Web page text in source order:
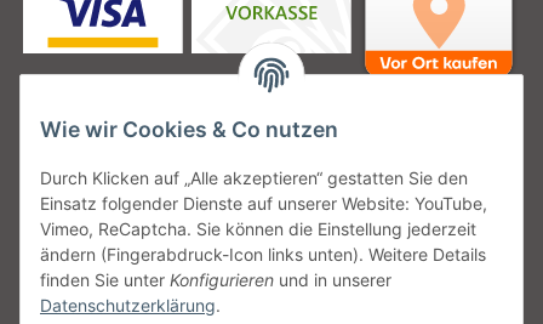
Unsere Versanddienstleister
Unsere Communities
Wie wir Cookies & Co nutzen
Durch Klicken auf „Alle akzeptieren“ gestatten Sie den
Einsatz folgender Dienste auf unserer Website: YouTube,
Vimeo, ReCaptcha. Sie können die Einstellung jederzeit
ändern (Fingerabdruck-Icon links unten). Weitere Details
finden Sie unter Konfigurieren und in unserer
Datenschutzerklärung.